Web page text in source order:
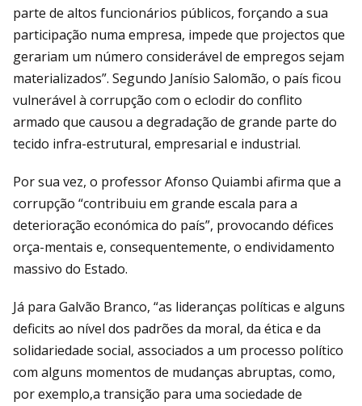
parte de altos funcionários públicos, forçando a sua
participação numa empresa, impede que projectos que
gerariam um número considerável de empregos sejam
materializados”. Segundo Janísio Salomão, o país ficou
vulnerável à corrupção com o eclodir do conflito
armado que causou a degradação de grande parte do
tecido infra-estrutural, empresarial e industrial.
Por sua vez, o professor Afonso Quiambi afirma que a
corrupção “contribuiu em grande escala para a
deterioração económica do país”, provocando défices
orça-mentais e, consequentemente, o endividamento
massivo do Estado.
Já para Galvão Branco, “as lideranças políticas e alguns
deficits ao nível dos padrões da moral, da ética e da
solidariedade social, associados a um processo político
com alguns momentos de mudanças abruptas, como,
por exemplo,a transição para uma sociedade de